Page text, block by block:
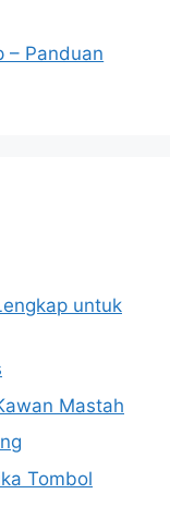
– Panduan
untuk
Mastah
Tombol